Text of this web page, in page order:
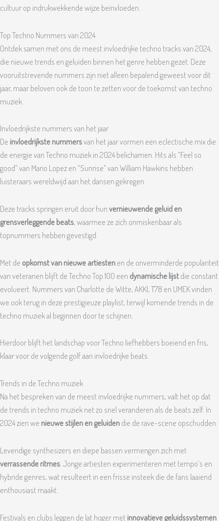
cultuur op indrukwekkende wijze beïnvloeden.
Top Techno Nummers van 2024
Ontdek samen met ons de meest invloedrijke techno tracks van 2024,
die nieuwe trends en geluiden binnen het genre hebben gezet. Deze
vooruitstrevende nummers zijn niet alleen bepalend geweest voor dit
jaar, maar beloven ook de toon te zetten voor de toekomst van techno
muziek.
Invloedrijkste nummers van het jaar
De invloedrijkste nummersvan het jaar vormen een eclectische mix die
de energie van Techno muziek in 2024 belichamen. Hits als “Feel so
good” van Mario Lopez en “Sunrise” van William Hawkins hebben
luisteraars wereldwijd aan het dansen gekregen.
Deze tracks springen eruit door hunvernieuwende geluid en
grensverleggende beats, waarmee ze zich onmiskenbaar als
topnummers hebben gevestigd.
Met de opkomst van nieuwe artiestenen de onverminderde populariteit
van veteranen blijft de Techno Top 100 een dynamische lijstdie constant
evolueert. Nummers van Charlotte de Witte, AKKI, T78 en UMEK vinden
we ook terug in deze prestigieuze playlist, terwijl komende trends in de
techno muziek al beginnen door te schijnen.
Hierdoor blijft het landschap voor Techno liefhebbers boeiend en fris,
klaar voor de volgende golf aan invloedrijke beats.
Trends in de Techno muziek
Na het bespreken van de meest invloedrijke nummers, valt het op dat
de trends in techno muziek net zo snel veranderen als de beats zelf. In
2024 zien we nieuwe stijlen en geluidendie de rave-scene opschudden.
Levendige synthesizers en diepe bassen vermengen zich met
verrassende ritmes . Jonge artiesten experimenteren met tempo’s en
hybride genres, wat resulteert in een frisse insteek die de fans laaiend
enthousiast maakt.
Festivals en clubs leggen de lat hoger metinnovatieve geluidssystemen